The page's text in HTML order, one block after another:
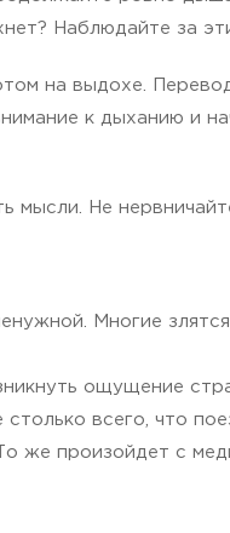
Наблюдайте за
на выдохе.
к дыханию и
Не
Многие
ощущение
всего, что
же произойдет с